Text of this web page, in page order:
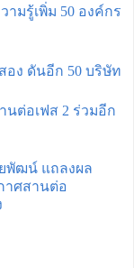
ามรู้เพิ่ม 50 องค์กร
อง ดันอีก 50 บริษัท
นต่อเฟส 2 ร่วมอีก
พัฒน์ แถลงผล
าศสานต่อ